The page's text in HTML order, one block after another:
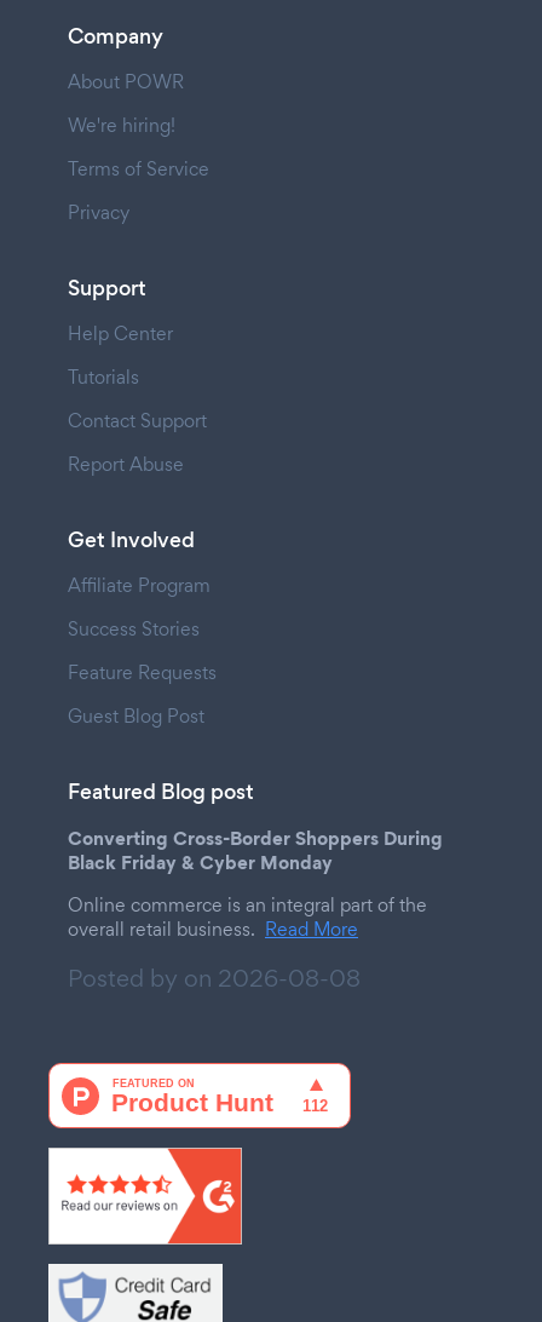
Company
About POWR
We're hiring!
Terms of Service
Privacy
Support
Help Center
Tutorials
Contact Support
Report Abuse
Get Involved
Affiliate Program
Success Stories
Feature Requests
Guest Blog Post
Featured Blog post
Converting Cross-Border Shoppers During
Black Friday & Cyber Monday
Online commerce is an integral part of the
overall retail business. Read More
Posted by on 2026-08-08